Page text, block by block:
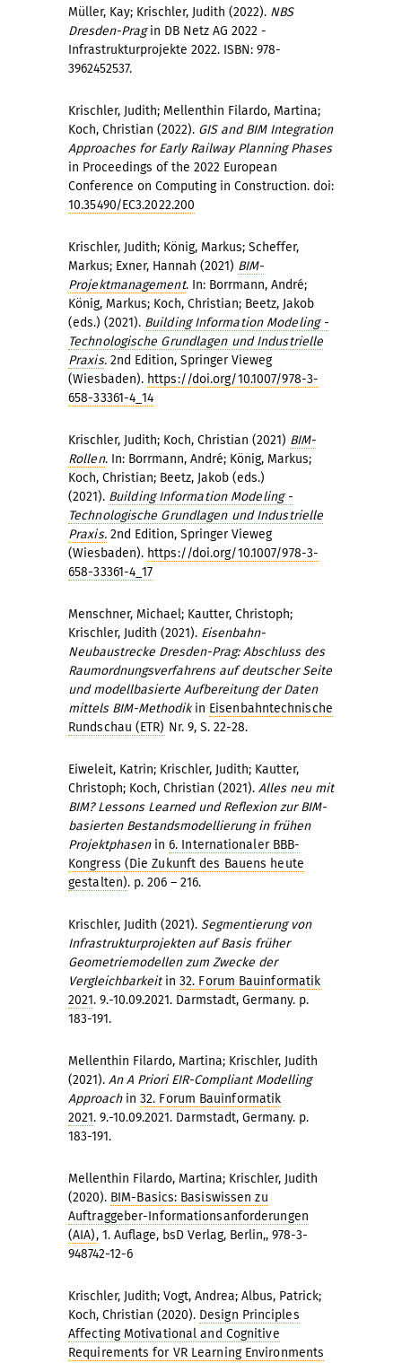
Müller, Kay; Krischler, Judith (2022). NBS
Dresden-Pragin DB Netz AG 2022 -
Infrastrukturprojekte 2022. ISBN: 978-
3962452537.
Krischler, Judith; Mellenthin Filardo, Martina;
Koch, Christian (2022). GIS and BIM Integration
Approaches for Early Railway Planning Phases
in Proceedings of the 2022 European
Conference on Computing in Construction. doi:
10.35490/EC3.2022.200
Krischler, Judith; König, Markus; Scheffer,
Markus; Exner, Hannah (2021) BIM-
Projektmanagement. In: Borrmann, André;
König, Markus; Koch, Christian; Beetz, Jakob
(eds.) (2021). Building Information Modeling -
Technologische Grundlagen und Industrielle
Praxis.2nd Edition, Springer Vieweg
(Wiesbaden). https://doi.org/10.1007/978-3-
658-33361-4_14
Krischler, Judith; Koch, Christian (2021) BIM-
Rollen. In: Borrmann, André; König, Markus;
Koch, Christian; Beetz, Jakob (eds.)
(2021). Building Information Modeling -
Technologische Grundlagen und Industrielle
Praxis.2nd Edition, Springer Vieweg
(Wiesbaden). https://doi.org/10.1007/978-3-
658-33361-4_17
Menschner, Michael; Kautter, Christoph;
Krischler, Judith (2021). Eisenbahn-
Neubaustrecke Dresden-Prag: Abschluss des
Raumordnungsverfahrens auf deutscher Seite
und modellbasierte Aufbereitung der Daten
mittels BIM-Methodikin Eisenbahntechnische
Rundschau (ETR) Nr. 9, S. 22-28.
Eiweleit, Katrin; Krischler, Judith; Kautter,
Christoph; Koch, Christian (2021). Alles neu mit
BIM? Lessons Learned und Reflexion zur BIM-
basierten Bestandsmodellierung in frühen
Projektphasenin 6. Internationaler BBB-
Kongress (Die Zukunft des Bauens heute
gestalten). p. 206 – 216.
Krischler, Judith (2021). Segmentierung von
Infrastrukturprojekten auf Basis früher
Geometriemodellen zum Zwecke der
Vergleichbarkeitin 32. Forum Bauinformatik
2021. 9.-10.09.2021. Darmstadt, Germany. p.
183-191.
Mellenthin Filardo, Martina; Krischler, Judith
(2021). An A Priori EIR-Compliant Modelling
Approachin 32. Forum Bauinformatik
2021. 9.-10.09.2021. Darmstadt, Germany. p.
183-191.
Mellenthin Filardo, Martina; Krischler, Judith
(2020). BIM-Basics: Basiswissen zu
Auftraggeber-Informationsanforderungen
(AIA), 1. Auflage, bsD Verlag, Berlin,, 978-3-
948742-12-6
Krischler, Judith; Vogt, Andrea; Albus, Patrick;
Koch, Christian (2020). Design Principles
Affecting Motivational and Cognitive
Requirements for VR Learning Environments